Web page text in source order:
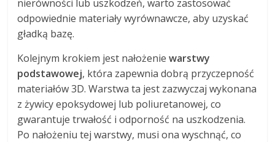
nierówności lub uszkodzeń, warto zastosować
odpowiednie materiały wyrównawcze, aby uzyskać
gładką bazę.
Kolejnym krokiem jest nałożeniewarstwy
podstawowej, która zapewnia dobrą przyczepność
materiałów 3D. Warstwa ta jest zazwyczaj wykonana
z żywicy epoksydowej lub poliuretanowej, co
gwarantuje trwałość i odporność na uszkodzenia.
Po nałożeniu tej warstwy, musi ona wyschnąć, co